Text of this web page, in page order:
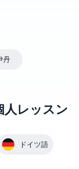
丹
人レッスン
ドイツ語